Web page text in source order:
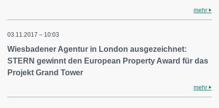
mehr
03.11.2017 – 10:03
Wiesbadener Agentur in London ausgezeichnet:
STERN gewinnt den European Property Award für das
Projekt Grand Tower
mehr